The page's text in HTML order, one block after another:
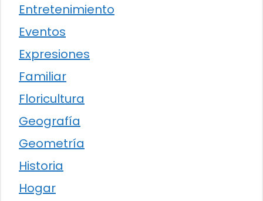
Entretenimiento
Eventos
Expresiones
Familiar
Floricultura
Geografía
Geometría
Historia
Hogar